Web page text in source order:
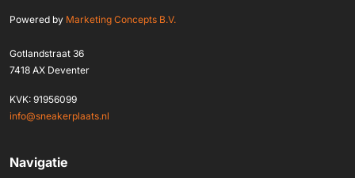
Powered by Marketing Concepts B.V.
Gotlandstraat 36
7418 AX Deventer
KVK: 91956099
info@sneakerplaats.nl
Navigatie